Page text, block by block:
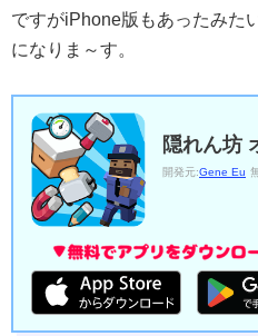
ですがiPhone版もあったみた
になりま～す。
隠れん坊
開発元:Gene Eu